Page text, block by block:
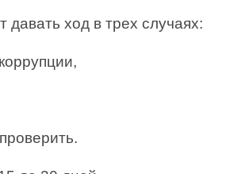
ход в трех случаях: